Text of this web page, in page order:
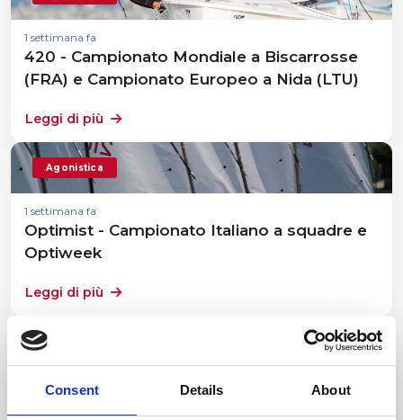
Consent Details About
1 settimana fa
420 - Campionato Mondiale a Biscarrosse
(FRA) e Campionato Europeo a Nida (LTU)
Leggi di più
Agonistica
1 settimana fa
Optimist - Campionato Italiano a squadre e
Optiweek
Leggi di più
Eventi Sportivi
1 mese fa